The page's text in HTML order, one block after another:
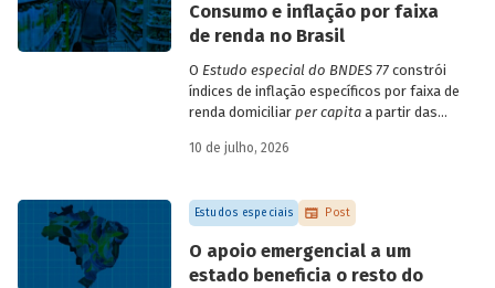
Consumo e inflação por faixa
de renda no Brasil
O Estudo especial do BNDES 77constrói
índices de inflação específicos por faixa de
renda domiciliar per capitaa partir das
associadas às variações de preços dos
ainda os microdados da Pnad Contínua
para analisar a evolução da renda dos
10 de julho, 2026
Estudos especiais Post
O apoio emergencial a um
estado beneficia o resto do